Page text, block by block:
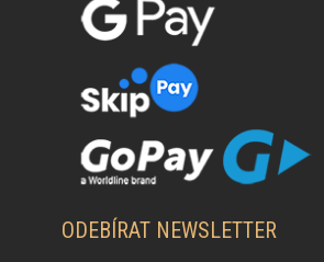
ODEBÍRAT NEWSLETTER